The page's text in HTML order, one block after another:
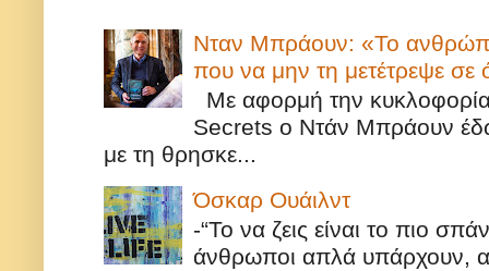
Νταν Μπράουν: «Το
που να μην τη μετέτρεψε σε
Με αφορμή την
Secrets ο Ντάν Μπράουν
με τη θρησκε...
Όσκαρ Ουάιλντ
-“Το να ζεις είναι το πιο
άνθρωποι απλά υπάρχουν,